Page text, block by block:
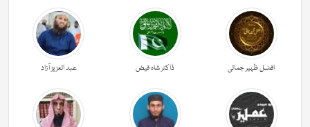
افضل ظہیر جمالی ڈاکٹر شاہ فیض عبد العزیز آزاد